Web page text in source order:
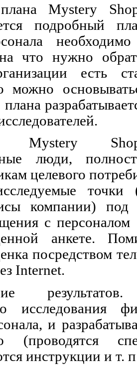
плана Mystery
подробный
что нужно
есть
можно
плана
Mystery
люди,
целевого
точки
компании)
с персоналом
анкете.
посредством
Internet.
исследования
и
(проводятся
инструкции и т.